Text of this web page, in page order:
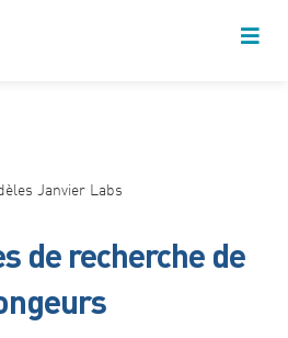
Janvier Labs
de recherche de